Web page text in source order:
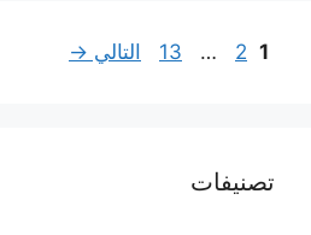
Page
1
Page
2
…
Page
13 التالي →
تصنيفات